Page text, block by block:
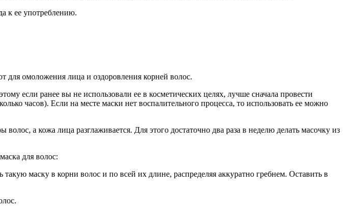
к ее употреблению.
для омоложения лица и оздоровления корней волос.
если ранее вы не использовали ее в косметических целях, лучше сначала провести
часов). Если на месте маски нет воспалительного процесса, то использовать ее можно
а кожа лица разглаживается. Для этого достаточно два раза в неделю делать масочку из
для волос:
маску в корни волос и по всей их длине, распределяя аккуратно гребнем. Оставить в